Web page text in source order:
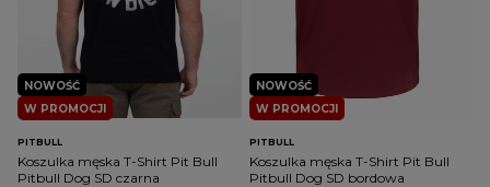
W PROMOCJI
NOWOŚĆ
PITBULL
Koszulka męska T-Shirt Pit Bull
Pitbull Dog SD czarna
W PROMOCJI
NOWOŚĆ
PITBULL
Koszulka męska T-Shirt Pit Bull
Pitbull Dog SD bordowa